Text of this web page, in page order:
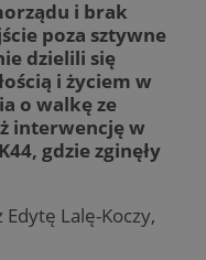
i brak
poza sztywne
dzielili się
i życiem w
o walkę ze
interwencję w
gdzie zginęły
Lalę-Koczy,